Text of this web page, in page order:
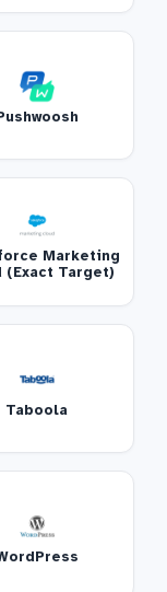
Marketing
(Exact Target)
Taboola